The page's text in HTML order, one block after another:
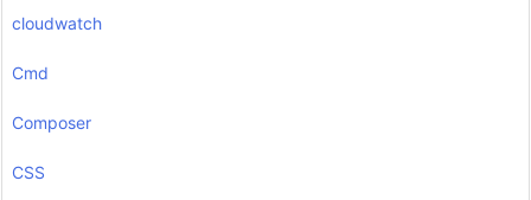
cloudwatch
Cmd
Composer
CSS